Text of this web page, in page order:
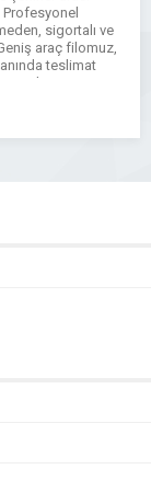
sigortalı ve
araç filomuz,
teslimat
her zaman